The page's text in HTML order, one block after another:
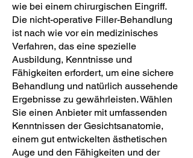
wie bei einem chirurgischen Eingriff.
Die nicht-operative Filler-Behandlung
ist nach wie vor ein medizinisches
Verfahren, das eine spezielle
Ausbildung, Kenntnisse und
Fähigkeiten erfordert, um eine sichere
Behandlung und natürlich aussehende
Ergebnisse zu gewährleisten. Wählen
Sie einen Anbieter mit umfassenden
Kenntnissen der Gesichtsanatomie,
einem gut entwickelten ästhetischen
Auge und den Fähigkeiten und der